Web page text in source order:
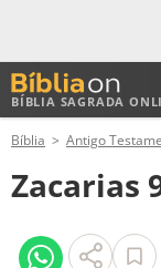
BÍBLIA SAGRADA
ANTIGO
NOVO
VERSÍCULOS
Bíblia Antigo
Zacarias